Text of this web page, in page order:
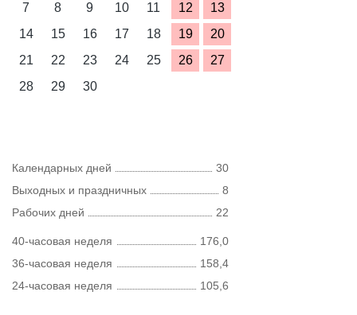
7
8 9 10 11 12
13
14
15 16 17 18 19
20
21
22 23 24 25 26
27
28
29 30
Календарных дней
30
Выходных и праздничных
8
Рабочих дней
22
40-часовая неделя
176,0
36-часовая неделя
158,4
24-часовая неделя
105,6